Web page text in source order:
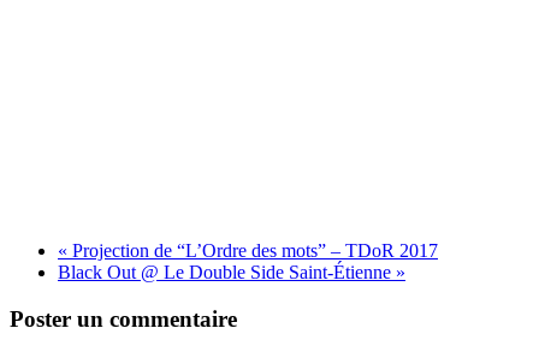
« Projection de “L’Ordre des mots” – TDoR 2017
Black Out @ Le Double Side Saint-Étienne »
Poster un commentaire